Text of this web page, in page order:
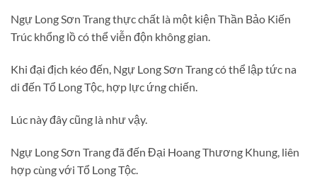
Ngự Long Sơn Trang thực chất là một kiện Thần Bảo Kiến
Trúc khổng lồ có thể viễn độn không gian.
Khi đại địch kéo đến, Ngự Long Sơn Trang có thể lập tức na
di đến Tổ Long Tộc, hợp lực ứng chiến.
Lúc này đây cũng là như vậy.
Ngự Long Sơn Trang đã đến Đại Hoang Thương Khung, liên
hợp cùng với Tổ Long Tộc.